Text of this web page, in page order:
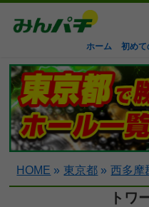
ホーム 初めて
HOME » 東京都 » 西多摩
トワ